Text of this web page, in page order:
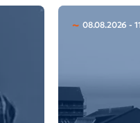
08.08.2026 -